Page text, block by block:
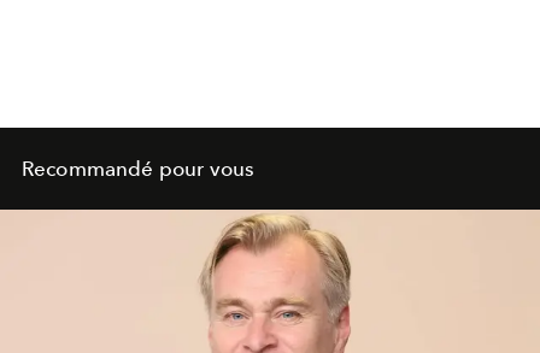
Recommandé pour vous